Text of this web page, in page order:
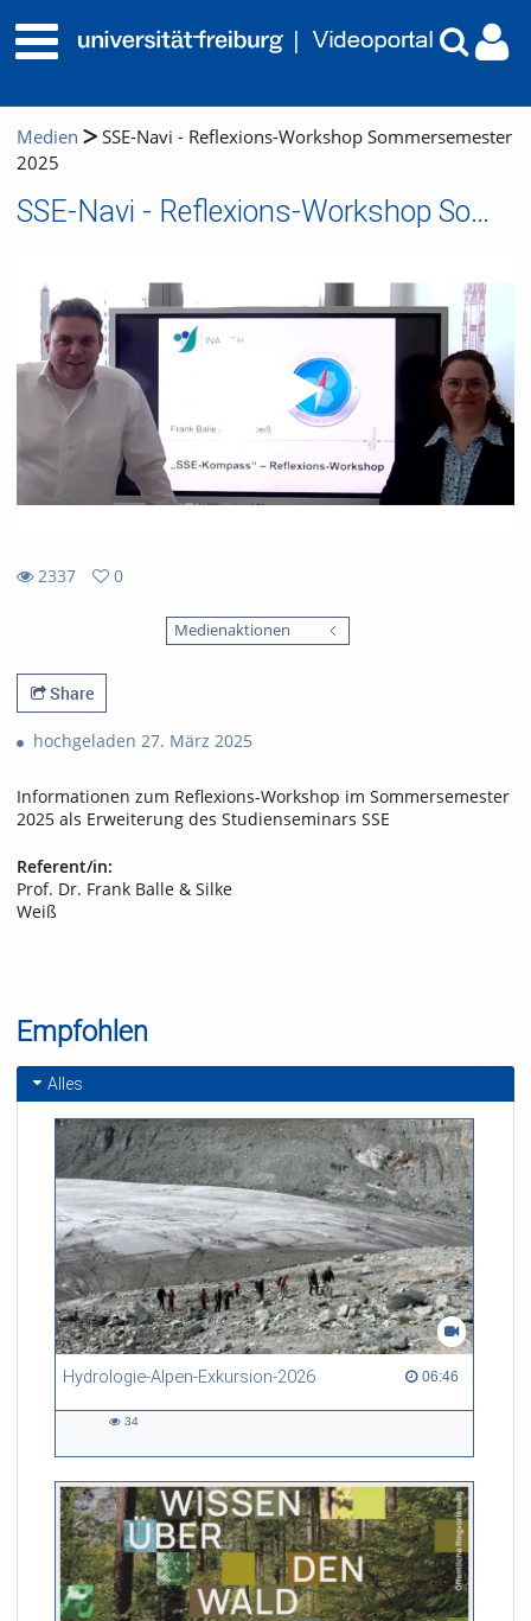
Medien
SSE-Navi - Reflexions-Workshop Sommersemester
2025
SSE-Navi - Reflexions-Workshop Sommersemester 2025
2337
0
Medienaktionen
Share
hochgeladen 27. März 2025
Informationen zum Reflexions-Workshop im Sommersemester
2025 als Erweiterung des Studienseminars SSE
Referent/in:
Prof. Dr. Frank Balle & Silke
Weiß
Empfohlen
Alles
Hydrologie-Alpen-Exkursion-2026 06:46
06:46 duration
34